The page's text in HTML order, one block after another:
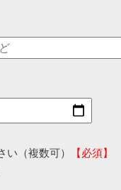
い（複数可）
【必須】